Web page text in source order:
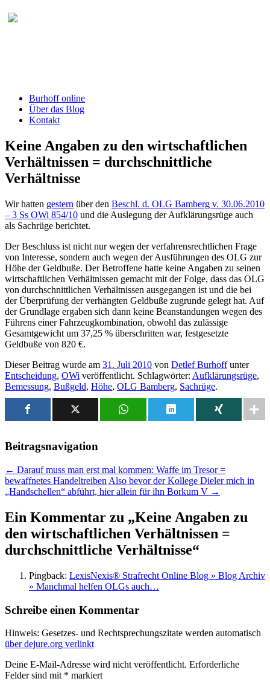
Burhoff online
Über das Blog
Kontakt
Keine Angaben zu den wirtschaftlichen
Verhältnissen = durchschnittliche
Verhältnisse
Wir hatten gestern über den Beschl. d. OLG Bamberg v. 30.06.2010
– 3 Ss OWi 854/10 und die Auslegung der Aufklärungsrüge auch
als Sachrüge berichtet.
Der Beschluss ist nicht nur wegen der verfahrensrechtlichen Frage
von Interesse, sondern auch wegen der Ausführungen des OLG zur
Höhe der Geldbuße. Der Betroffene hatte keine Angaben zu seinen
wirtschaftlichen Verhältnissen gemacht mit der Folge, dass das OLG
von durchschnittlichen Verhältnissen ausgegangen ist und die bei
der Überprüfung der verhängten Geldbuße zugrunde gelegt hat. Auf
der Grundlage ergaben sich dann keine Beanstandungen wegen des
Führens einer Fahrzeugkombination, obwohl das zulässige
Gesamtgewicht um 37,25 % über­schritten war, festgesetzte
Geldbuße von 820 €.
Dieser Beitrag wurde am 31. Juli 2010 von Detlef Burhoffunter
Entscheidung, OWi veröffentlicht. Schlagwörter: Aufklärungsrüge,
Bemessung, Bußgeld, Höhe, OLG Bamberg, Sachrüge.
Beitragsnavigation
← Darauf muss man erst mal kommen: Waffe im Tresor =
bewaffnetes Handeltreiben Also bevor der Kollege Dieler mich in
„Handschellen“ abführt, hier allein für ihn Borkum V →
Ein Kommentar zu „Keine Angaben zu
den wirtschaftlichen Verhältnissen =
durchschnittliche Verhältnisse“
Pingback: LexisNexis® Strafrecht Online Blog » Blog Archiv
» Manchmal helfen OLGs auch…
Schreibe einen Kommentar
Hinweis: Gesetzes- und Rechtsprechungszitate werden automatisch
über dejure.org verlinkt
Deine E-Mail-Adresse wird nicht veröffentlicht. Erforderliche
Felder sind mit * markiert